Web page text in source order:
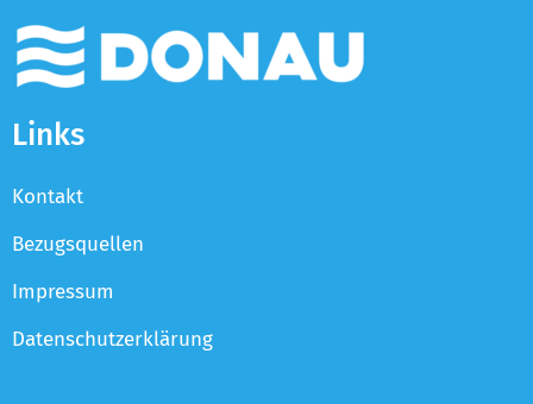
Links
Kontakt
Bezugsquellen
Impressum
Datenschutzerklärung